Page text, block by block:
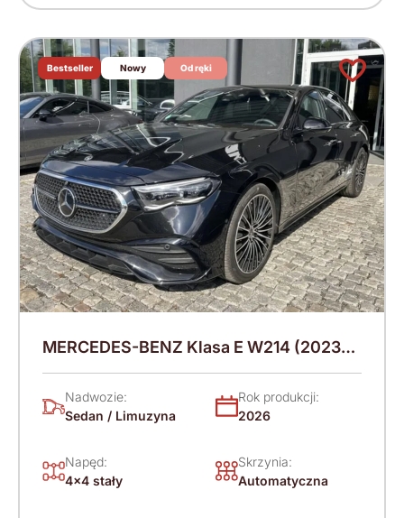
Bestseller Nowy Od ręki
MERCEDES-BENZ Klasa E W214 (2023-)
220 KM (2026)
Nadwozie:
Sedan / Limuzyna
Rok produkcji:
2026
Napęd:
4x4 stały
Skrzynia:
Automatyczna